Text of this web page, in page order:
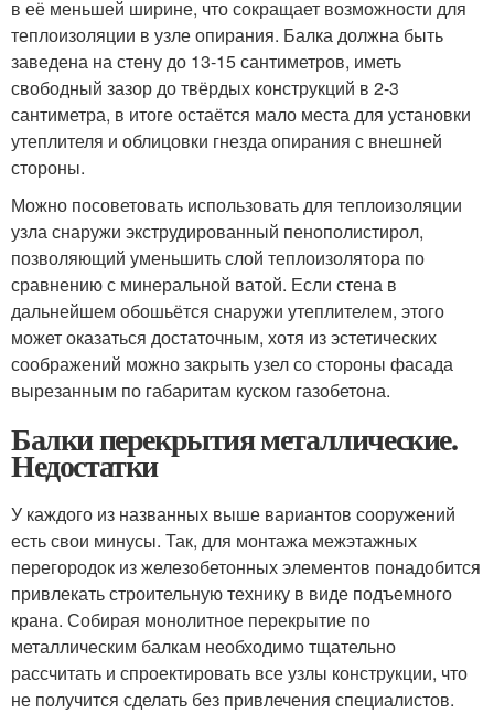
в её меньшей ширине, что сокращает возможности для
теплоизоляции в узле опирания. Балка должна быть
заведена на стену до 13-15 сантиметров, иметь
свободный зазор до твёрдых конструкций в 2-3
сантиметра, в итоге остаётся мало места для установки
утеплителя и облицовки гнезда опирания с внешней
стороны.
Можно посоветовать использовать для теплоизоляции
узла снаружи экструдированный пенополистирол,
позволяющий уменьшить слой теплоизолятора по
сравнению с минеральной ватой. Если стена в
дальнейшем обошьётся снаружи утеплителем, этого
может оказаться достаточным, хотя из эстетических
соображений можно закрыть узел со стороны фасада
вырезанным по габаритам куском газобетона.
Балки перекрытия металлические.
Недостатки
У каждого из названных выше вариантов сооружений
есть свои минусы. Так, для монтажа межэтажных
перегородок из железобетонных элементов понадобится
привлекать строительную технику в виде подъемного
крана. Собирая монолитное перекрытие по
металлическим балкам необходимо тщательно
рассчитать и спроектировать все узлы конструкции, что
не получится сделать без привлечения специалистов.